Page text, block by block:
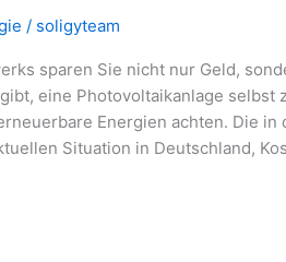
/ soligyteam
sparen Sie nicht nur Geld,
eine Photovoltaikanlage selbst
Energien achten. Die
Situation in Deutschland,